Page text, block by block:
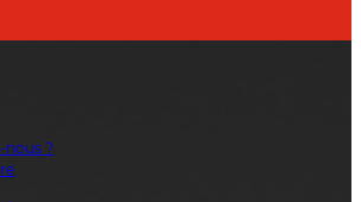
nous ?